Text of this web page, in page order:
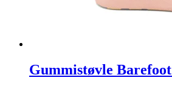
Gummistøvle